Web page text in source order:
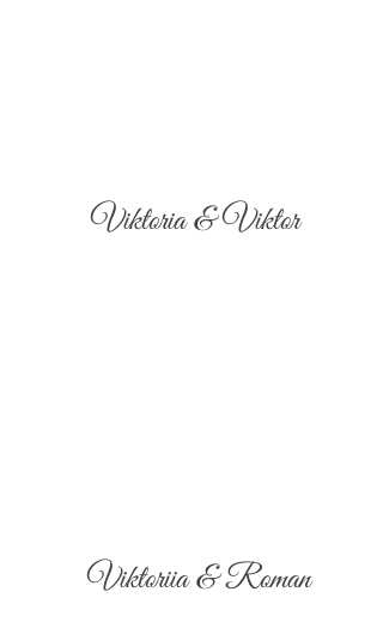
Viktoria & Viktor
Viktoriia & Roman